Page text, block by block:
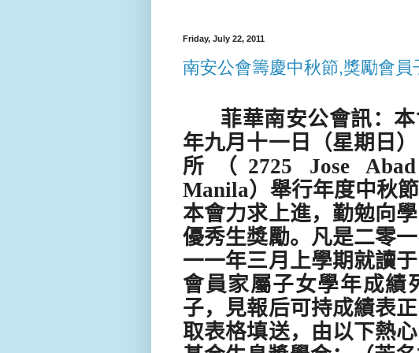
Friday, July 22, 2011
南安公會籌慶中秋節,獎勵會員
菲華南安公會訊：
年九月十一日（星期日
所（ 2725 Jose
Manila）舉行年度中秋
本會力求上進，勤勉向
優秀生獎勵。凡是二零
一一年三月上學期就讀
會員家屬子女學年成績
子，見報后可持成績表
取表格填送，由以下熱